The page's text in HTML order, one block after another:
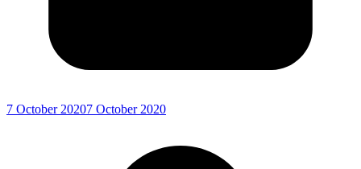
7 October 20207 October 2020